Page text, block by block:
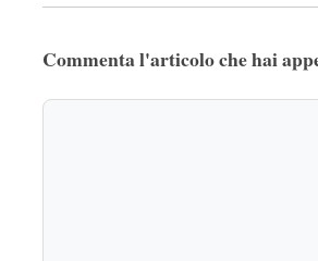
Commenta l'articolo che hai